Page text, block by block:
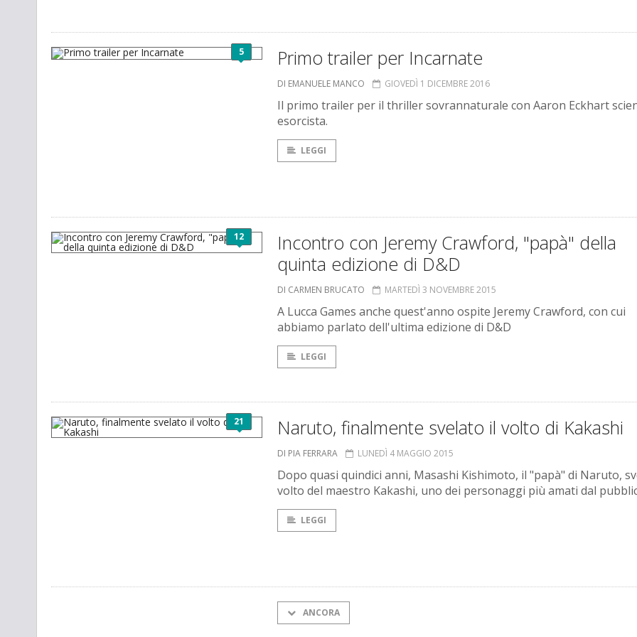
5 Primo trailer per Incarnate
DI EMANUELE MANCO GIOVEDÌ 1 DICEMBRE 2016
Il primo trailer per il thriller sovrannaturale con Aaron Eckhart
esorcista.
LEGGI
12
Incontro con Jeremy Crawford, "papà" della
quinta edizione di D&D
DI CARMEN BRUCATO MARTEDÌ 3 NOVEMBRE 2015
A Lucca Games anche quest'anno ospite Jeremy Crawford, con cui
abbiamo parlato dell'ultima edizione di D&D
LEGGI
21 Naruto, finalmente svelato il volto di Kakashi
DI PIA FERRARA LUNEDÌ 4 MAGGIO 2015
Dopo quasi quindici anni, Masashi Kishimoto, il "papà" di Naruto,
volto del maestro Kakashi, uno dei personaggi più amati dal
LEGGI
ANCORA